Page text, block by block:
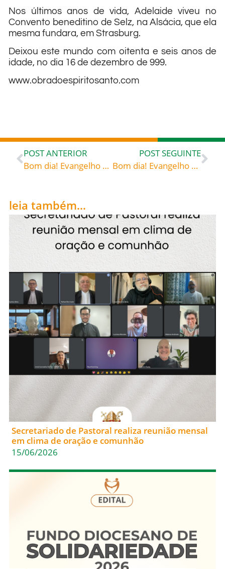
Nos últimos anos de vida, Adelaide viveu no
Convento beneditino de Selz, na Alsácia, que ela
mesma fundara, em Strasburg.
Deixou este mundo com oitenta e seis anos de
idade, no dia 16 de dezembro de 999.
www.obradoespiritosanto.com
POST ANTERIOR
Bom dia! Evangelho de 16 de dezembro de 2021: «Mas o mais pequeno do Reino de Deus é maior do que ele» – Santo Efrém (c. 306-373) diácono da Síria, doutor da Igreja Comentário ao Diatessaron, 9, 7-13; SC 121
POST SEGUINTE
Bom dia! Evangelho de 17 de dezembro de 2021: «Maria, da qual nasceu Jesus» – Concílio Vaticano II Constituição dogmática sobre a Igreja, «Lumen Gentium», § 55
leia também...
Secretariado de Pastoral realiza reunião mensal
em clima de oração e comunhão
15/06/2026